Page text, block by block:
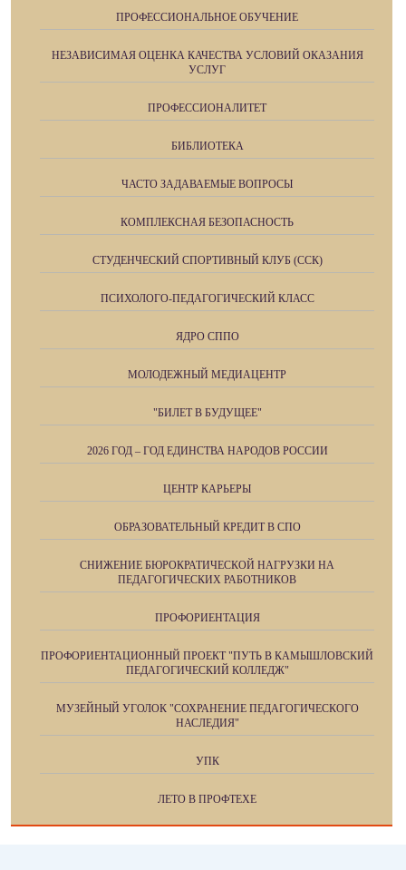
ПРОФЕССИОНАЛЬНОЕ ОБУЧЕНИЕ
НЕЗАВИСИМАЯ ОЦЕНКА КАЧЕСТВА УСЛОВИЙ ОКАЗАНИЯ
УСЛУГ
ПРОФЕССИОНАЛИТЕТ
БИБЛИОТЕКА
ЧАСТО ЗАДАВАЕМЫЕ ВОПРОСЫ
КОМПЛЕКСНАЯ БЕЗОПАСНОСТЬ
СТУДЕНЧЕСКИЙ СПОРТИВНЫЙ КЛУБ (ССК)
ПСИХОЛОГО-ПЕДАГОГИЧЕСКИЙ КЛАСС
ЯДРО СППО
МОЛОДЕЖНЫЙ МЕДИАЦЕНТР
"БИЛЕТ В БУДУЩЕЕ"
2026 ГОД – ГОД ЕДИНСТВА НАРОДОВ РОССИИ
ЦЕНТР КАРЬЕРЫ
ОБРАЗОВАТЕЛЬНЫЙ КРЕДИТ В СПО
СНИЖЕНИЕ БЮРОКРАТИЧЕСКОЙ НАГРУЗКИ НА
ПЕДАГОГИЧЕСКИХ РАБОТНИКОВ
ПРОФОРИЕНТАЦИЯ
ПРОФОРИЕНТАЦИОННЫЙ ПРОЕКТ "ПУТЬ В КАМЫШЛОВСКИЙ
ПЕДАГОГИЧЕСКИЙ КОЛЛЕДЖ"
МУЗЕЙНЫЙ УГОЛОК "СОХРАНЕНИЕ ПЕДАГОГИЧЕСКОГО
НАСЛЕДИЯ"
УПК
ЛЕТО В ПРОФТЕХЕ